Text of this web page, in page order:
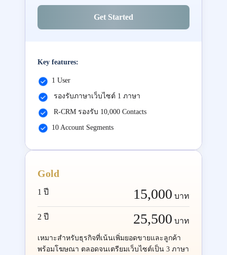
Get Started
Key features:
1 User
รองรับภาษาเว็บไซต์ 1 ภาษา
R-CRM รองรับ 10,000 Contacts
10 Account Segments
Gold
1 ปี 15,000 บาท
2 ปี 25,500 บาท
เหมาะสำหรับธุรกิจที่เน้นเพิ่มยอดขายและลูกค้า
พร้อมโฆษณา ตลอดจนเตรียมเว็บไซต์เป็น 3 ภาษา